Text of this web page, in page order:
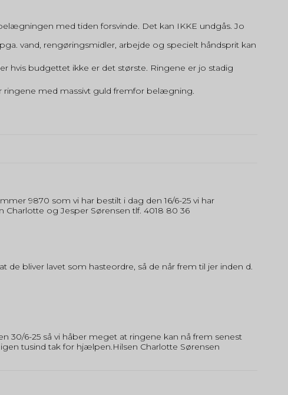
med tiden forsvinde. Det kan IKKE undgås. Jo
vand, rengøringsmidler, arbejde og specielt håndsprit kan
hvis budgettet ikke er det største. Ringene er jo stadig
ringene med massivt guld fremfor belægning.
9870 som vi har bestilt i dag den 16/6-25 vi har
Charlotte og Jesper Sørensen tlf. 4018 80 36
bliver lavet som hasteordre, så de når frem til jer inden d.
30/6-25 så vi håber meget at ringene kan nå frem senest
tusind tak for hjælpen.Hilsen Charlotte Sørensen